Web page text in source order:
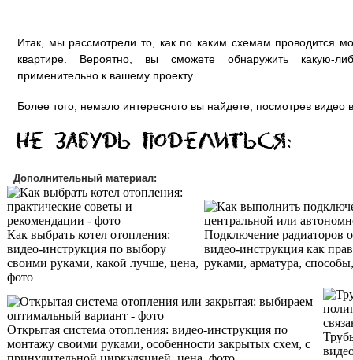
Итак, мы рассмотрели то, как по каким схемам проводится
квартире. Вероятно, вы сможете обнаружить какую-
применительно к вашему проекту.
Более того, немало интересного вы найдете, посмотрев видео
Дополнительный материал:
Как выбрать котел отопления:
видео-инструкция по выбору
своими руками, какой лучше, цена,
фото
Подключение радиаторов
видео-инструкция как
руками, арматура,
Открытая система отопления: видео-инструкция по
монтажу своими руками, особенности закрытых схем, с